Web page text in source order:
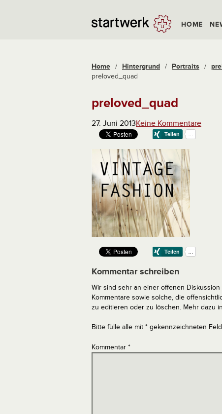
HOME
Home / Hintergrund / Portraits /
preloved_quad
preloved_quad
27. Juni 2013Keine Kommentare
Kommentar schreiben
Wir sind sehr an einer offenen
Kommentare sowie solche, die
zu editieren oder zu löschen. Mehr dazu
Bitte fülle alle mit * gekennzeichneten
Kommentar *